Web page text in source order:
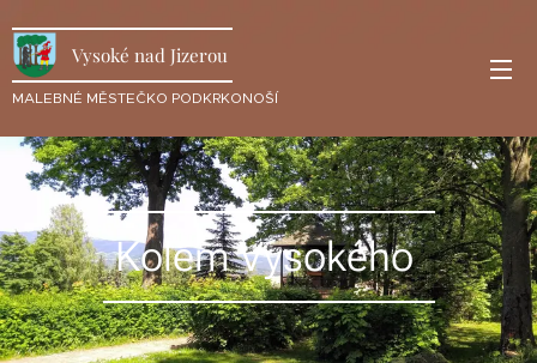
Vysoké nad Jizerou
MALEBNÉ MĚSTEČKO PODKRKONOŠÍ
Kolem Vysokého